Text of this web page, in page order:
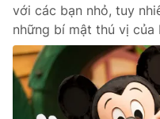
với các bạn nhỏ, tuy
những bí mật thú vị của